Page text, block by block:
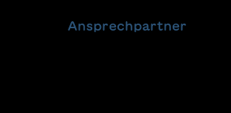
Ansprechpartner